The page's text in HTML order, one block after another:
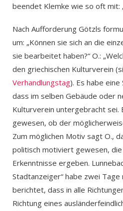
beendet Klemke wie so oft mit:
Nach Aufforderung Götzls
um: „Können sie sich an die
sie bearbeitet haben?“ O.:
den griechischen Kulturverein
Verhandlungstag). Es habe
dass im selben Gebäude oder
Kulturverein untergebracht sei.
gewesen, ob der
Zum möglichen Motiv sagt O.,
politisch motiviert gewesen,
Erkenntnisse ergeben.
Stadtanzeiger“ habe zwei Tage
berichtet, dass in alle
Richtung eines